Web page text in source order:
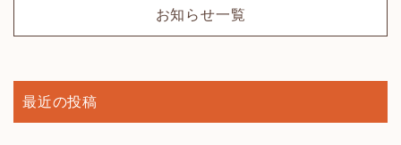
お知らせ一覧
最近の投稿